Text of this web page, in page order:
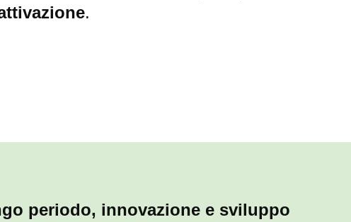
.
periodo, innovazione e sviluppo